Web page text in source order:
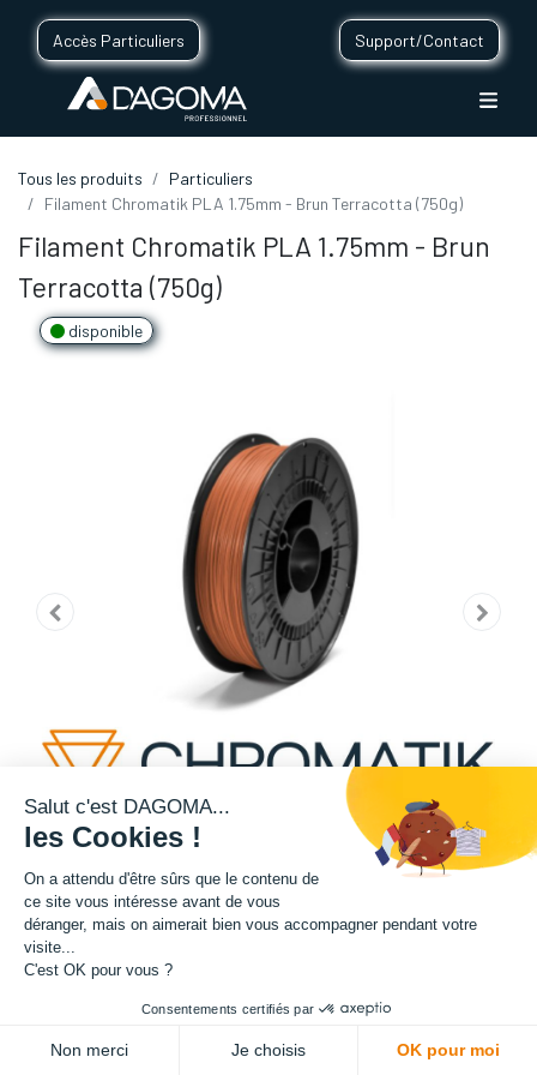
Accès Particuliers Support/Contact
Tous les produits
Particuliers
Filament Chromatik PLA 1.75mm - Brun Terracotta (750g)
Filament Chromatik PLA 1.75mm - Brun
Terracotta (750g)
disponible
Cette bobine de teinte marron est disponible en format 750g.
Diamètre : 1.75 mm
Salut c'est DAGOMA...
les Cookies !
On a attendu d'être sûrs que le contenu de
ce site vous intéresse avant de vous
déranger, mais on aimerait bien vous accompagner pendant votre
visite...
C'est OK pour vous ?
Consentements certifiés par
Non merci Je choisis OK pour moi